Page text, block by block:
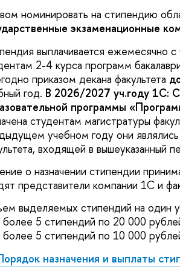
номинировать на стипендию
экзаменационные
выплачивается ежемесячно
2-4 курса программ
приказом декана факультета
год. В 2026/2027 уч.году 1С:
программы
студентам магистратуры
учебном году они
входящей в вышеуказанный
о назначении стипендии
представители компании 1С и
выделяемых стипендий на один
5 стипендий по 20 000
5 стипендий по 10 000
назначения и выплаты